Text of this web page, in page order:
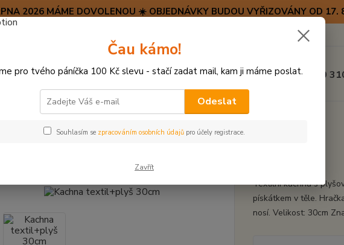
2026 MÁME DOVOLENOU ☀️ OBJEDNÁVKY BUDOU VYŘIZOVÁNY OD 17.
Hledat (+420) 723 770
Textilní kachna s
pískátkem v těle.
nosí. Velikost: 30cm
Čau kámo!
pro tvého páníčka 100 Kč slevu - stačí zadat mail, kam ji máme poslat.
Odeslat
Souhlasím se zpracováním osobních údajů pro účely registrace.
Zavřít